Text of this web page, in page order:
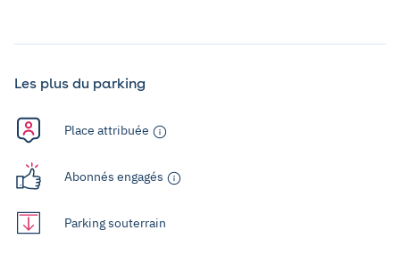
Les plus du parking
Place attribuée
Abonnés engagés
Parking souterrain